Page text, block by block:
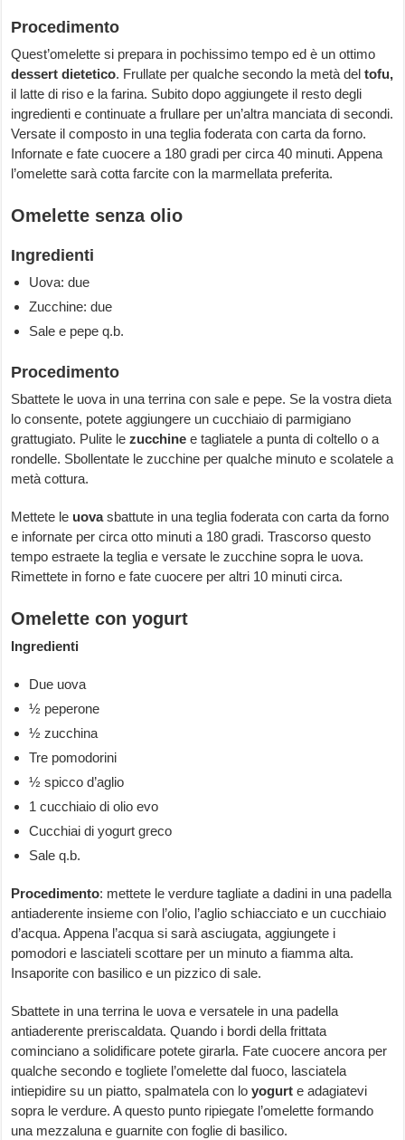
Procedimento
Quest’omelette si prepara in pochissimo tempo ed è un ottimo
dessert dietetico. Frullate per qualche secondo la metà deltofu,
il latte di riso e la farina. Subito dopo aggiungete il resto degli
ingredienti e continuate a frullare per un’altra manciata di secondi.
Versate il composto in una teglia foderata con carta da forno.
Infornate e fate cuocere a 180 gradi per circa 40 minuti. Appena
l’omelette sarà cotta farcite con la marmellata preferita.
Omelette senza olio
Ingredienti
Uova: due
Zucchine: due
Sale e pepe q.b.
Procedimento
Sbattete le uova in una terrina con sale e pepe. Se la vostra dieta
lo consente, potete aggiungere un cucchiaio di parmigiano
grattugiato. Pulite lezucchine e tagliatele a punta di coltello o a
rondelle. Sbollentate le zucchine per qualche minuto e scolatele a
metà cottura.
Mettete le uovasbattute in una teglia foderata con carta da forno
e infornate per circa otto minuti a 180 gradi. Trascorso questo
tempo estraete la teglia e versate le zucchine sopra le uova.
Rimettete in forno e fate cuocere per altri 10 minuti circa.
Omelette con yogurt
Ingredienti
Due uova
½ peperone
½ zucchina
Tre pomodorini
½ spicco d’aglio
1 cucchiaio di olio evo
Cucchiai di yogurt greco
Sale q.b.
Procedimento: mettete le verdure tagliate a dadini in una padella
antiaderente insieme con l’olio, l’aglio schiacciato e un cucchiaio
d’acqua. Appena l’acqua si sarà asciugata, aggiungete i
pomodori e lasciateli scottare per un minuto a fiamma alta.
Insaporite con basilico e un pizzico di sale.
Sbattete in una terrina le uova e versatele in una padella
antiaderente preriscaldata. Quando i bordi della frittata
cominciano a solidificare potete girarla. Fate cuocere ancora per
qualche secondo e togliete l’omelette dal fuoco, lasciatela
intiepidire su un piatto, spalmatela con lo yogurt e adagiatevi
sopra le verdure. A questo punto ripiegate l’omelette formando
una mezzaluna e guarnite con foglie di basilico.